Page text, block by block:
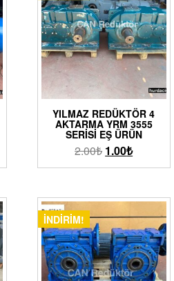
YILMAZ REDÜKTÖR 4
AKTARMA YRM 3555
SERISI EŞ ÜRÜN
2.00₺ 1.00₺
İNDIRIM!